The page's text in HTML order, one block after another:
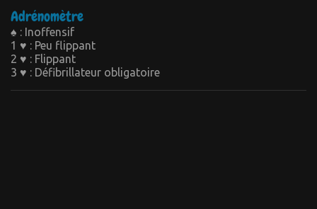
Adrénomètre
♠ : Inoffensif
1 ♥ : Peu flippant
2 ♥ : Flippant
3 ♥ : Défibrillateur obligatoire